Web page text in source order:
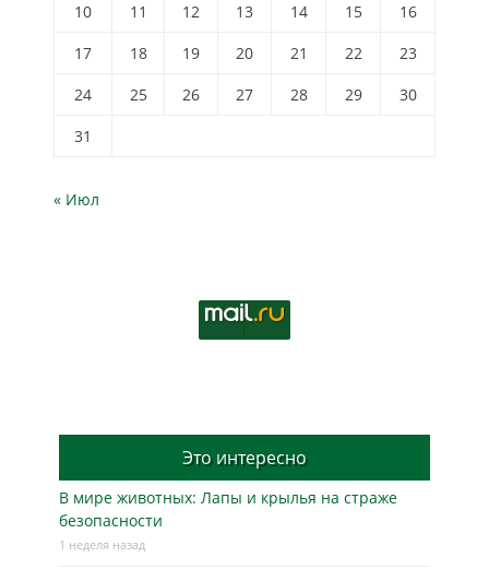
10
11 12 13 14 15
16
17
18 19 20 21 22
23
24
25 26 27 28 29
30
31
« Июл
Это интересно
В мире животных: Лапы и крылья на страже
безопасности
1 неделя назад